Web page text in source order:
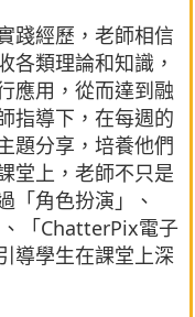
踐經歷，老師相信
各類理論和知識，
應用，從而達到融
指導下，在每週的
題分享，培養他們
堂上，老師不只是
「角色扮演」、
「ChatterPix電子
導學生在課堂上深